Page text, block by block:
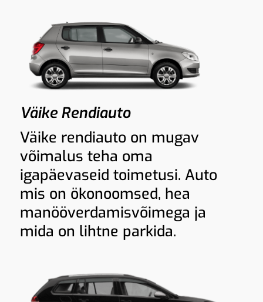
Väike Rendiauto
Väike rendiauto on mugav
võimalus teha oma
igapäevaseid toimetusi. Auto
mis on ökonoomsed, hea
manööverdamisvõimega ja
mida on lihtne parkida.